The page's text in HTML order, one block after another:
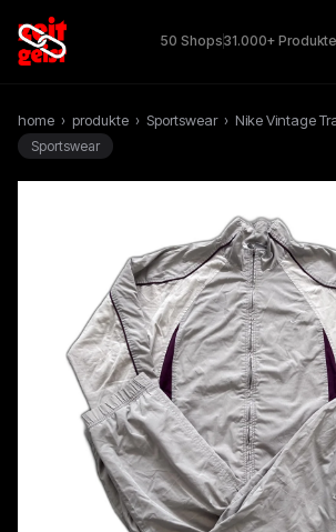
50 Shops31.000+ Produkte
home › produkte › Sportswear › Nike Vintage
Sportswear